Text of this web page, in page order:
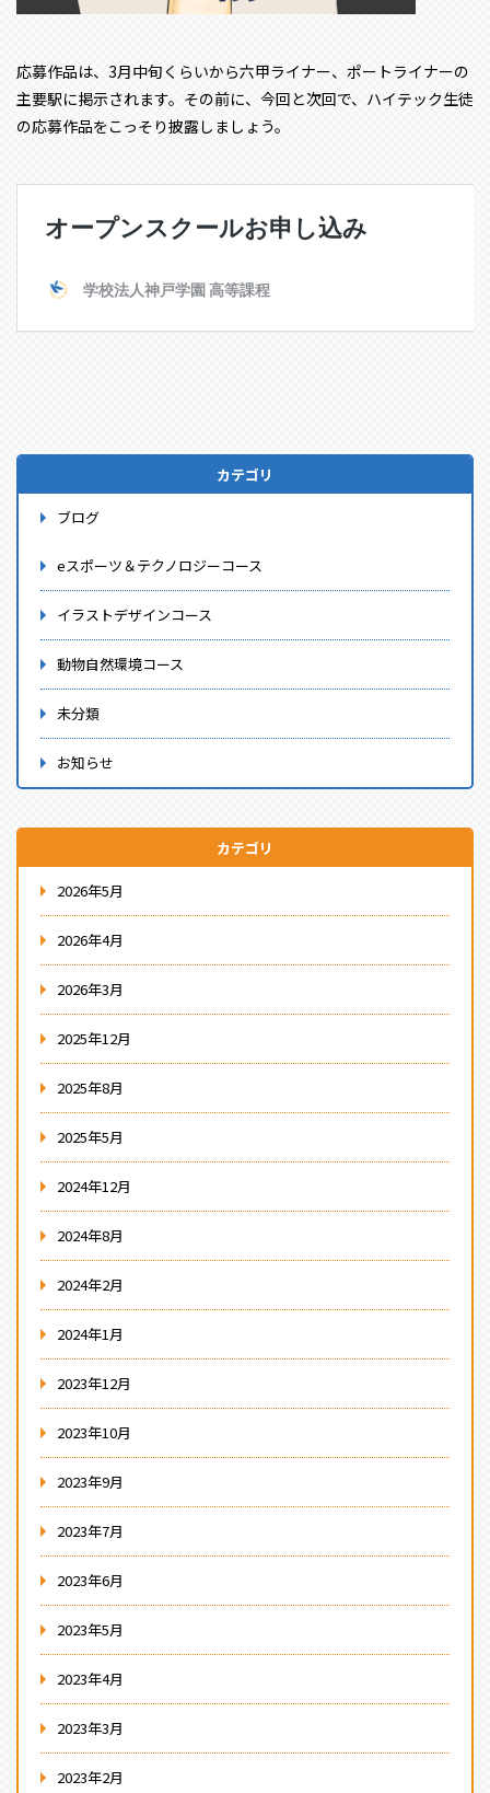
応募作品は、3月中旬くらいから六甲ライナー、ポートライナーの
主要駅に掲示されます。その前に、今回と次回で、ハイテック生徒
の応募作品をこっそり披露しましょう。
カテゴリ
ブログ
eスポーツ＆テクノロジーコース
イラストデザインコース
動物自然環境コース
未分類
お知らせ
カテゴリ
2026年5月
2026年4月
2026年3月
2025年12月
2025年8月
2025年5月
2024年12月
2024年8月
2024年2月
2024年1月
2023年12月
2023年10月
2023年9月
2023年7月
2023年6月
2023年5月
2023年4月
2023年3月
2023年2月